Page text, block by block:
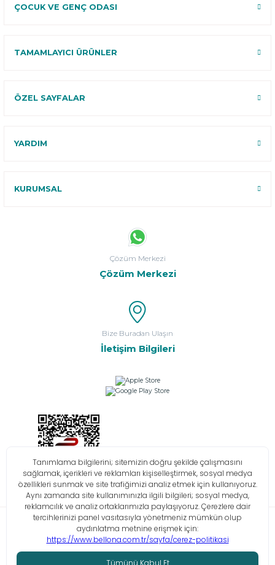
ÇOCUK VE GENÇ ODASI
TAMAMLAYICI ÜRÜNLER
ÖZEL SAYFALAR
YARDIM
KURUMSAL
Çözüm Merkezi
Çözüm Merkezi
Bize Buradan Ulaşın
İletişim Bilgileri
Bilgi Toplumu Hizmetleri KVKK Çerez Politikası İşlem Rehberi